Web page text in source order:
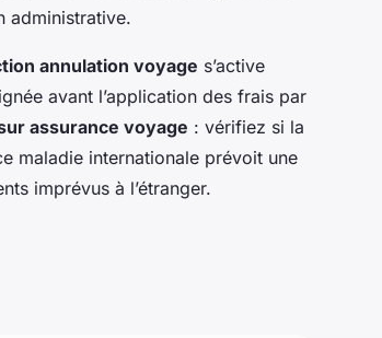
administrative.
annulation voyage s’active
avant l’application des frais par
assurance voyage : vérifiez si la
maladie internationale prévoit une
imprévus à l’étranger.